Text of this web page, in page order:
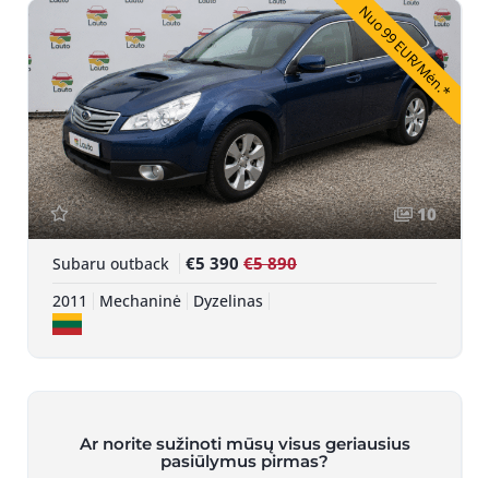
Nuo 99 EUR/Mėn.*
10
Subaru outback €5 390 €5 890
2011 Mechaninė Dyzelinas
Ar norite sužinoti mūsų visus geriausius
pasiūlymus pirmas?